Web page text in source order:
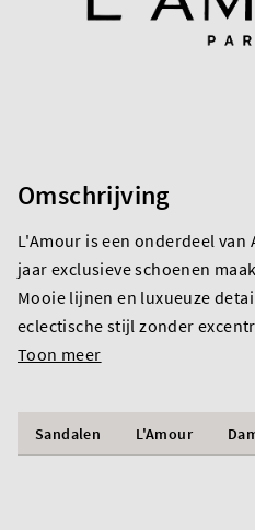
Omschrijving
L'Amour is een onderdeel van
jaar exclusieve schoenen
Mooie lijnen en luxueuze
eclectische stijl zonder
Toon meer
Sandalen L'Amour